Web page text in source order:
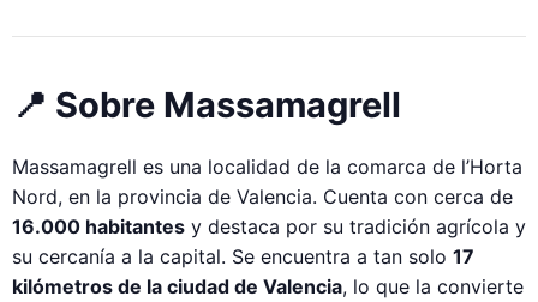
📍 Sobre Massamagrell
Massamagrell es una localidad de la comarca de l’Horta
Nord, en la provincia de Valencia. Cuenta con cerca de
16.000 habitantes y destaca por su tradición agrícola y
su cercanía a la capital. Se encuentra a tan solo 17
kilómetros de la ciudad de Valencia, lo que la convierte